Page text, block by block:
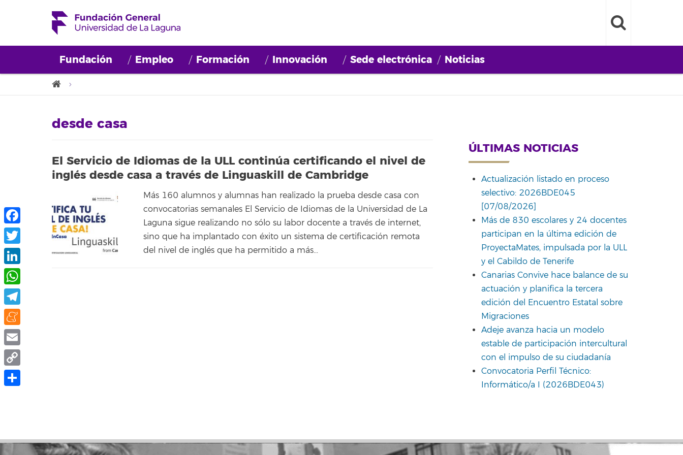
Fundación Empleo Formación Innovación Sede electrónica Noticias
desde casa
El Servicio de Idiomas de la ULL continúa certificando el nivel de
inglés desde casa a través de Linguaskill de Cambridge
Más 160 alumnos y alumnas han realizado la prueba desde casa con
convocatorias semanales El Servicio de Idiomas de la Universidad de La
Laguna sigue realizando no sólo su labor docente a través de internet,
sino que ha implantado con éxito un sistema de certificación remota
del nivel de inglés que ha permitido a más...
ÚLTIMAS NOTICIAS
Actualización listado en proceso
selectivo: 2026BDE045
[07/08/2026]
Más de 830 escolares y 24 docentes
participan en la última edición de
ProyectaMates, impulsada por la ULL
y el Cabildo de Tenerife
Canarias Convive hace balance de su
actuación y planifica la tercera
edición del Encuentro Estatal sobre
Migraciones
Adeje avanza hacia un modelo
estable de participación intercultural
con el impulso de su ciudadanía
Convocatoria Perfil Técnico:
Informático/a I (2026BDE043)
Facebook
Twitter
LinkedIn
WhatsApp
Telegram
Meneame
Email
Copy